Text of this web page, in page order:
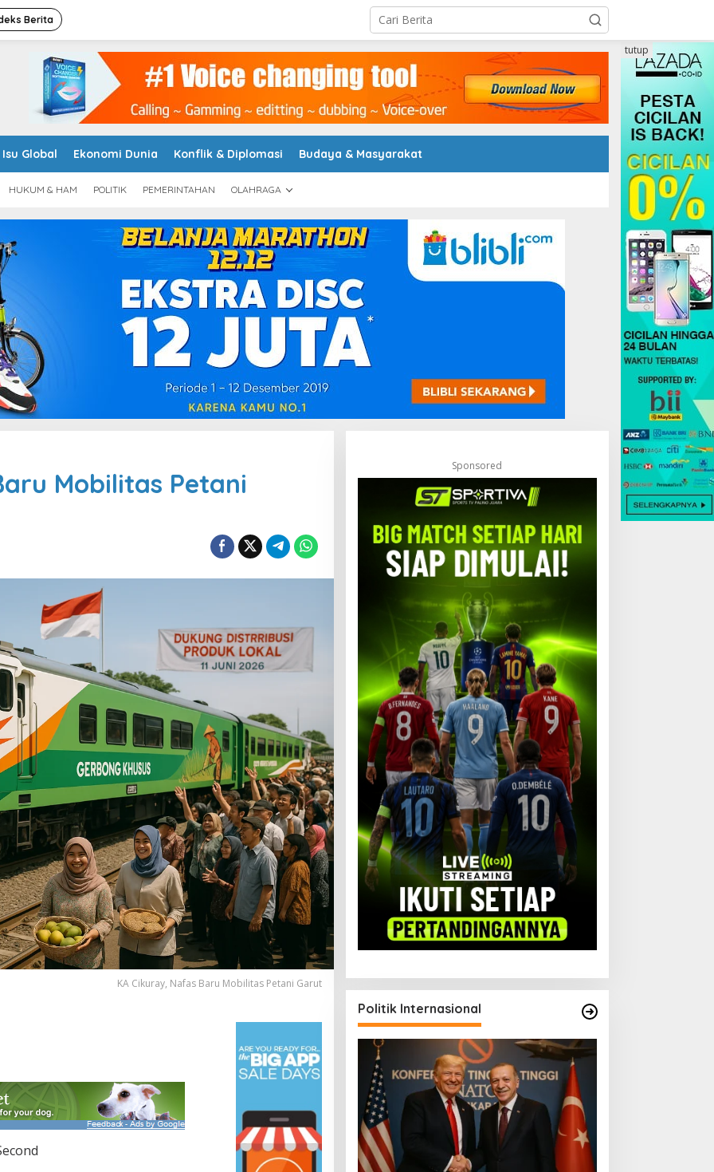
Berita
Isu Global Ekonomi Dunia Konflik & Diplomasi Budaya & Masyarakat
HUKUM & HAM POLITIK PEMERINTAHAN OLAHRAGA
tutup
Mobilitas Petani
KA Cikuray, Nafas Baru Mobilitas Petani Garut
Sponsored
Politik Internasional